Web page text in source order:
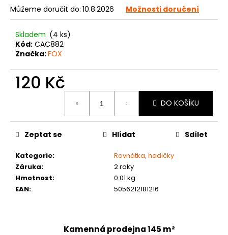
Můžeme doručit do: 10.8.2026 Možnosti doručení
Skladem (4 ks)
Kód: CAC882
Značka:FOX
120 Kč
DO KOŠÍKU
Kategorie:
Rovnátka, hadičky
Záruka:
2 roky
Hmotnost:
0.01 kg
EAN: 5056212181216
Zeptat se Hlídat Sdílet
Kamenná prodejna 145 m²
D
o
p
o
m